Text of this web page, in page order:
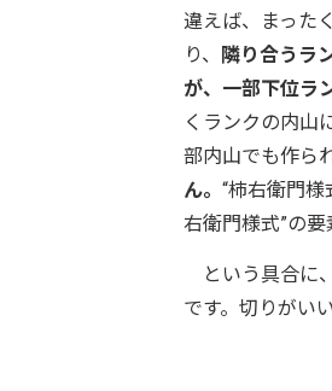
違えば、まった
り、
隣り合うラ
が、一部下位ラ
くランクの内山
部内山でも作ら
ん。 “柿右衛門
右衛門様式”の
という具合に、
です。切りがい